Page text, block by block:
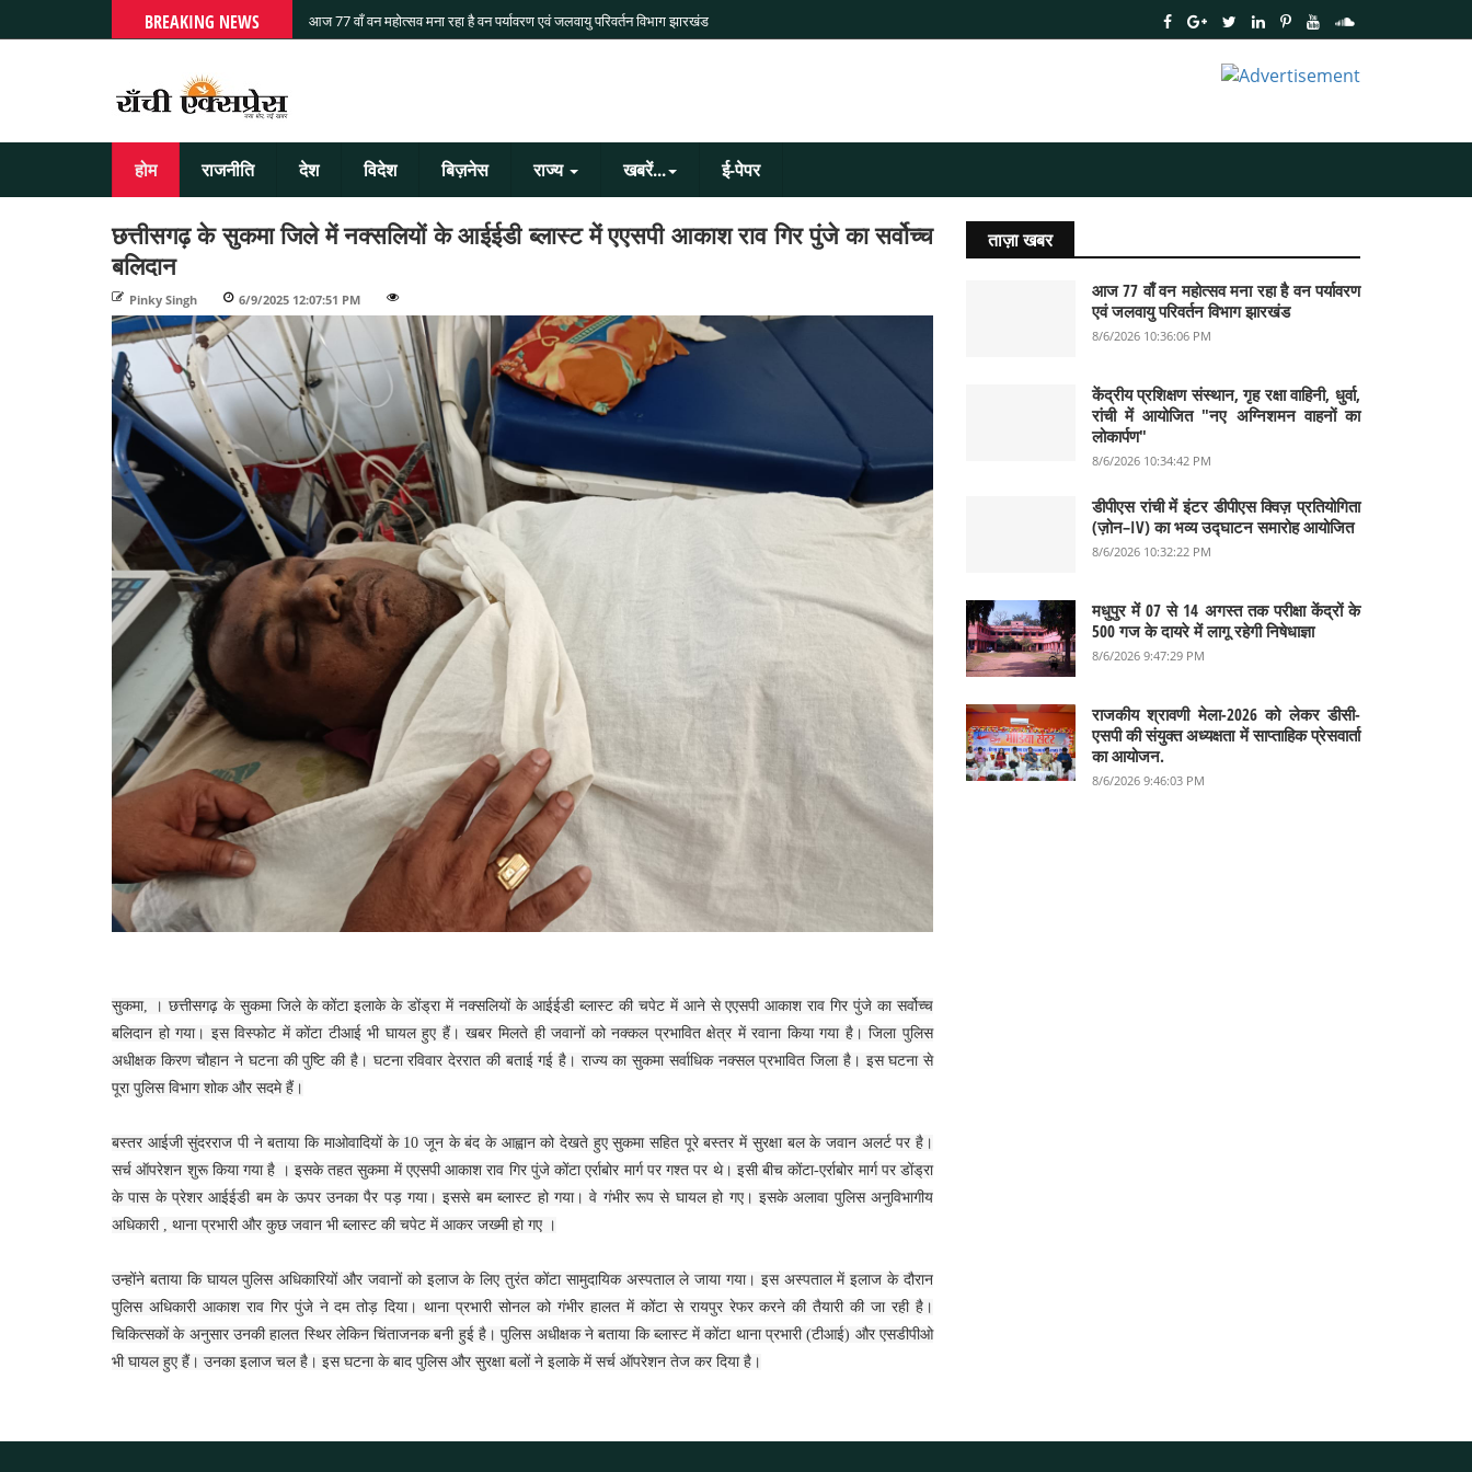
BREAKING NEWS आज 77 वाँ वन महोत्सव मना रहा है वन पर्यावरण एवं जलवायु परिवर्तन विभाग झारखंड
होम राजनीति देश विदेश बिज़नेस राज्य खबरें... ई-पेपर
छत्तीसगढ़ के सुकमा जिले में नक्सलियों के आईईडी ब्लास्ट में एएसपी आकाश राव गिर पुंजे का सर्वोच्च
बलिदान
Pinky Singh 6/9/2025 12:07:51 PM
सुकमा, । छत्तीसगढ़ के सुकमा जिले के कोंटा इलाके के डोंड्रा में नक्सलियों के आईईडी ब्लास्ट की चपेट में आने से एएसपी आकाश राव गिर पुंजे का सर्वोच्च
बलिदान हो गया। इस विस्फोट में कोंटा टीआई भी घायल हुए हैं। खबर मिलते ही जवानों को नक्कल प्रभावित क्षेत्र में रवाना किया गया है। जिला पुलिस
अधीक्षक किरण चौहान ने घटना की पुष्टि की है। घटना रविवार देररात की बताई गई है। राज्य का सुकमा सर्वाधिक नक्सल प्रभावित जिला है। इस घटना से
पूरा पुलिस विभाग शोक और सदमे हैं।
बस्तर आईजी सुंदरराज पी ने बताया कि माओवादियों के 10 जून के बंद के आह्वान को देखते हुए सुकमा सहित पूरे बस्तर में सुरक्षा बल के जवान अलर्ट पर है।
सर्च ऑपरेशन शुरू किया गया है । इसके तहत सुकमा में एएसपी आकाश राव गिर पुंजे कोंटा एर्राबोर मार्ग पर गश्त पर थे। इसी बीच कोंटा-एर्राबोर मार्ग पर डोंड्रा
के पास के प्रेशर आईईडी बम के ऊपर उनका पैर पड़ गया। इससे बम ब्लास्ट हो गया। वे गंभीर रूप से घायल हो गए। इसके अलावा पुलिस अनुविभागीय
अधिकारी , थाना प्रभारी और कुछ जवान भी ब्लास्ट की चपेट में आकर जख्मी हो गए ।
उन्होंने बताया कि घायल पुलिस अधिकारियों और जवानों को इलाज के लिए तुरंत कोंटा सामुदायिक अस्पताल ले जाया गया। इस अस्पताल में इलाज के दौरान
पुलिस अधिकारी आकाश राव गिर पुंजे ने दम तोड़ दिया। थाना प्रभारी सोनल को गंभीर हालत में कोंटा से रायपुर रेफर करने की तैयारी की जा रही है।
चिकित्सकों के अनुसार उनकी हालत स्थिर लेकिन चिंताजनक बनी हुई है। पुलिस अधीक्षक ने बताया कि ब्लास्ट में कोंटा थाना प्रभारी (टीआई) और एसडीपीओ
भी घायल हुए हैं। उनका इलाज चल है। इस घटना के बाद पुलिस और सुरक्षा बलों ने इलाके में सर्च ऑपरेशन तेज कर दिया है।
ताज़ा खबर
आज 77 वाँ वन महोत्सव मना रहा है वन पर्यावरण
एवं जलवायु परिवर्तन विभाग झारखंड
8/6/2026 10:36:06 PM
केंद्रीय प्रशिक्षण संस्थान, गृह रक्षा वाहिनी, धुर्वा,
रांची में आयोजित "नए अग्निशमन वाहनों का
लोकार्पण"
8/6/2026 10:34:42 PM
डीपीएस रांची में इंटर डीपीएस क्विज़ प्रतियोगिता
(ज़ोन–IV) का भव्य उद्घाटन समारोह आयोजित
8/6/2026 10:32:22 PM
मधुपुर में 07 से 14 अगस्त तक परीक्षा केंद्रों के
500 गज के दायरे में लागू रहेगी निषेधाज्ञा
8/6/2026 9:47:29 PM
राजकीय श्रावणी मेला-2026 को लेकर डीसी-
एसपी की संयुक्त अध्यक्षता में साप्ताहिक प्रेसवार्ता
का आयोजन.
8/6/2026 9:46:03 PM